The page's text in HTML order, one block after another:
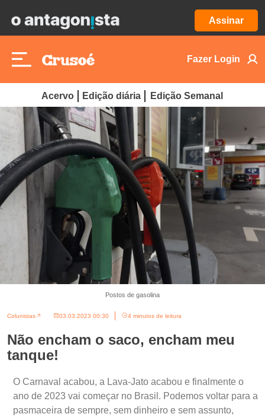
Assinar
Fazer Login
Acervo Edição diária Edição Semanal
Postos de gasolina
Colunistas 03.03.2023 00:30 4 minutos de leitura
Não encham o saco, encham meu
tanque!
O Carnaval acabou, a Lava-Jato acabou e finalmente o
ano de 2023 vai começar no Brasil. Podemos voltar para a
pasmaceira de sempre, sem dinheiro e sem assunto,